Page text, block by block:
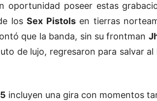
oportunidad poseer estas
losSex Pistolsen tierras
que la banda, sin su frontman
de lujo, regresaron para salvar
incluyen una gira con momentos